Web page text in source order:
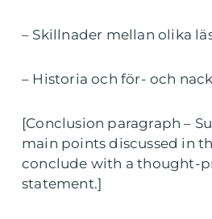
– Skillnader mellan olika
– Historia och för- och
[Conclusion paragraph –
main points discussed in
conclude with a thought-
statement.]